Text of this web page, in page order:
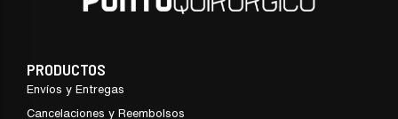
PRODUCTOS
Envíos y Entregas
Cancelaciones y Reembolsos